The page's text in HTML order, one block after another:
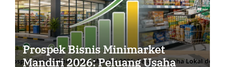
Prospek Bisnis Minimarket
Mandiri 2026: Peluang Usaha